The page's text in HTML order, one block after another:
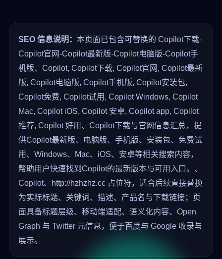
SEO 信息说明： 本页面已包含可替换的 Copilot下载-
Copilot官网-Copilot最新版-Copilot电脑版-Copilot手
机版、Copilot, Copilot下载, Copilot官网, Copilot最新
版, Copilot电脑版, Copilot手机版, Copilot安装包,
Copilot免费, Copilot试用, Copilot Windows, Copilot
Mac, Copilot iOS, Copilot 安卓, Copilot app, Copilot
推荐, Copilot 好用、Copilot下载与官网信息汇总，提
供Copilot最新版、电脑版、手机版、安装包、免费试
用、Windows、Mac、iOS、安卓等相关搜索内容，
帮助用户快速找到Copilot的最新版本与可用入口。、
Copilot、http://hzhzhz.cc 占位符，适合后续直接替换
为实际标题、关键词、描述、产品名与下载链接；页
面具备标题层级、移动端适配、语义化内容、Open
Graph 与 Twitter 元信息，便于百度与 Google 收录与
展示。